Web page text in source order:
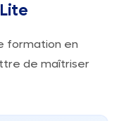
formation en
de maîtriser